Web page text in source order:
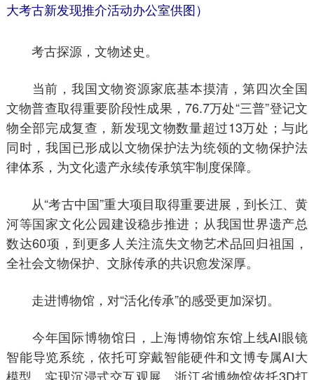
大考古新发现推介活动办公室供图）
考古探源，文物述史。
当前，我国文物资源家底基本摸清，第四次全国
文物普查取得重要阶段性成果，76.7万处“三普”登记文
物全部完成复查，新发现文物数量超过13万处；与此
同时，我国已形成以文物保护法为统领的文物保护法
律体系，为文化遗产永续传承筑牢制度保障。
从“考古中国”重大项目取得重要进展，到长江、黄
河等国家文化公园建设稳步推进；从我国世界遗产总
数达60项，到更多人关注流失文物艺术品回归祖国，
全社会文物保护、文脉传承的共识愈发深厚。
走进博物馆，对“活化传承”的感受更加深切。
今年国际博物馆日，上海博物馆东馆上线AI眼镜
智能导览系统，依托可穿戴智能硬件和文博专属AI大
模型，实现沉浸式交互观展。浙江省博物馆依托3D打